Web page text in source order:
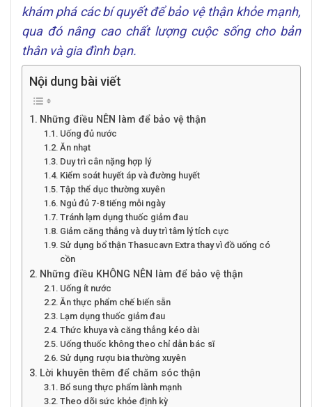
khám phá các bí quyết để bảo vệ thận khỏe mạnh,
qua đó nâng cao chất lượng cuộc sống cho bản
thân và gia đình bạn.
Nội dung bài viết
Những điều NÊN làm để bảo vệ thận
Uống đủ nước
Ăn nhạt
Duy trì cân nặng hợp lý
Kiểm soát huyết áp và đường huyết
Tập thể dục thường xuyên
Ngủ đủ 7-8 tiếng mỗi ngày
Tránh lạm dụng thuốc giảm đau
Giảm căng thẳng và duy trì tâm lý tích cực
Sử dụng bổ thận Thasucavn Extra thay vì đồ uống có
cồn
Những điều KHÔNG NÊN làm để bảo vệ thận
Uống ít nước
Ăn thực phẩm chế biến sẵn
Lạm dụng thuốc giảm đau
Thức khuya và căng thẳng kéo dài
Uống thuốc không theo chỉ dẫn bác sĩ
Sử dụng rượu bia thường xuyên
Lời khuyên thêm để chăm sóc thận
Bổ sung thực phẩm lành mạnh
Theo dõi sức khỏe định kỳ